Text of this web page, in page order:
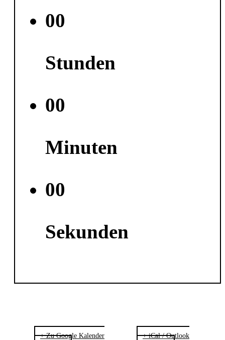
00
Stunden
00
Minuten
00
Sekunden
+ Zu Google Kalender
+ iCal / Outlook